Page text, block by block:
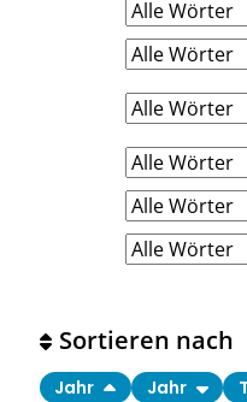
Sortieren nach
Jahr Jahr